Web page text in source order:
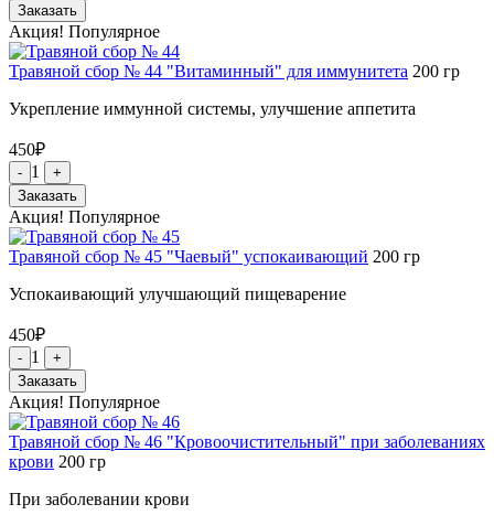
Заказать
Акция! Популярное
Травяной сбор № 44 "Витаминный" для иммунитета 200 гр
Укрепление иммунной системы, улучшение аппетита
450₽
- 1
+
Заказать
Акция! Популярное
Травяной сбор № 45 "Чаевый" успокаивающий 200 гр
Успокаивающий улучшающий пищеварение
450₽
- 1
+
Заказать
Акция! Популярное
Травяной сбор № 46 "Кровоочистительный" при заболеваниях
крови 200 гр
При заболевании крови